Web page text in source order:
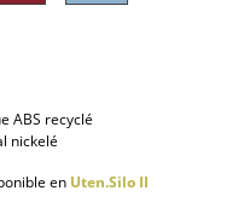
ABS recyclé
nickelé
en Uten.Silo II